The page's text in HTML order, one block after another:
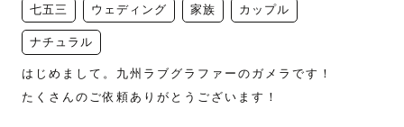
七五三 ウェディング 家族 カップル
ナチュラル
はじめまして。九州ラブグラファーのガメラです！
たくさんのご依頼ありがとうございます！